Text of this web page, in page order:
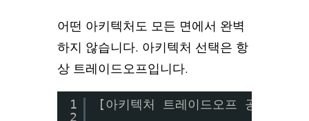
어떤 아키텍처도 모든 면에서 완벽
하지 않습니다. 아키텍처 선택은 항
상 트레이드오프입니다.
1
2
[아키텍처 트레이드오프 공간]